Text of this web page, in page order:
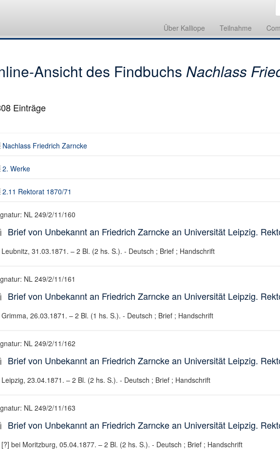
Über Kalliope Teilnahme
Ansicht des Findbuchs Nachlass
Einträge
Nachlass Friedrich Zarncke
2. Werke
2.11 Rektorat 1870/71
NL 249/2/11/160
Brief von Unbekannt an Friedrich Zarncke an Universität Leipzig.
Leubnitz, 31.03.1871. – 2 Bl. (2 hs. S.). - Deutsch ; Brief ; Handschrift
NL 249/2/11/161
Brief von Unbekannt an Friedrich Zarncke an Universität Leipzig.
Grimma, 26.03.1871. – 2 Bl. (1 hs. S.). - Deutsch ; Brief ; Handschrift
NL 249/2/11/162
Brief von Unbekannt an Friedrich Zarncke an Universität Leipzig.
Leipzig, 23.04.1871. – 2 Bl. (2 hs. S.). - Deutsch ; Brief ; Handschrift
NL 249/2/11/163
Brief von Unbekannt an Friedrich Zarncke an Universität Leipzig.
[?] bei Moritzburg, 05.04.1877. – 2 Bl. (2 hs. S.). - Deutsch ; Brief ; Handschrift